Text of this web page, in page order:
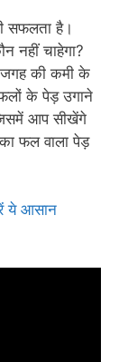
सफलता है।
नहीं चाहेगा?
जगह की कमी के
के पेड़ उगाने
आप सीखेंगे
फल वाला पेड़
ये आसान